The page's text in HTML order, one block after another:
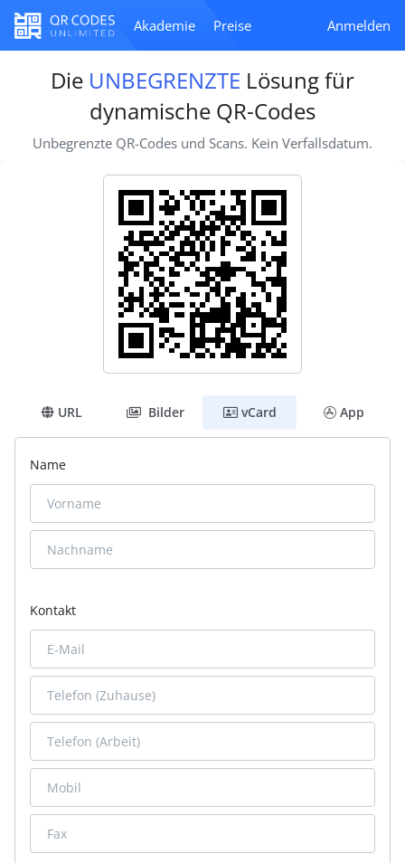
Akademie Preise Anmelden
Die UNBEGRENZTE Lösung für
dynamische QR-Codes
Unbegrenzte QR-Codes und Scans. Kein Verfallsdatum.
URL Bilder vCard App
Name
Kontakt